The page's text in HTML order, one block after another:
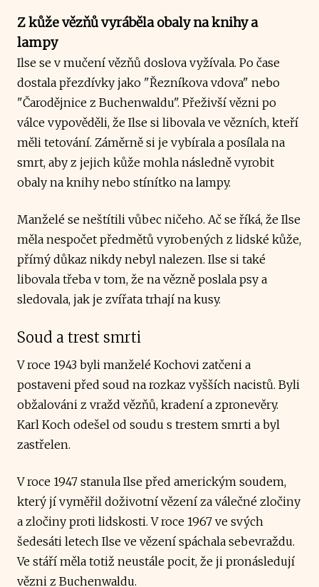
Z kůže vězňů vyráběla obaly na knihy a
lampy
Ilse se v mučení vězňů doslova vyžívala. Po čase
dostala přezdívky jako "Řezníkova vdova" nebo
"Čarodějnice z Buchenwaldu". Přeživší vězni po
válce vypověděli, že Ilse si libovala ve vězních, kteří
měli tetování. Záměrně si je vybírala a posílala na
smrt, aby z jejich kůže mohla následně vyrobit
obaly na knihy nebo stínítko na lampy.
Manželé se neštítili vůbec ničeho. Ač se říká, že Ilse
měla nespočet předmětů vyrobených z lidské kůže,
přímý důkaz nikdy nebyl nalezen. Ilse si také
libovala třeba v tom, že na vězně poslala psy a
sledovala, jak je zvířata trhají na kusy.
Soud a trest smrti
V roce 1943 byli manželé Kochovi zatčeni a
postaveni před soud na rozkaz vyšších nacistů. Byli
obžalováni z vražd vězňů, kradení a zpronevěry.
Karl Koch odešel od soudu s trestem smrti a byl
zastřelen.
V roce 1947 stanula Ilse před americkým soudem,
který jí vyměřil doživotní vězení za válečné zločiny
a zločiny proti lidskosti. V roce 1967 ve svých
šedesáti letech Ilse ve vězení spáchala sebevraždu.
Ve stáří měla totiž neustále pocit, že ji pronásledují
vězni z Buchenwaldu.